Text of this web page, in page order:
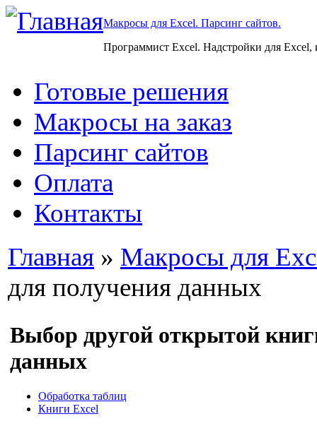
Макросы для Excel. Парсинг сайтов.
Программист Excel. Надстройки для Excel,
Готовые решения
Макросы на заказ
Парсинг сайтов
Оплата
Контакты
Главная » Макросы для
для получения данных
Выбор другой открытой
данных
Обработка таблиц
Книги Excel